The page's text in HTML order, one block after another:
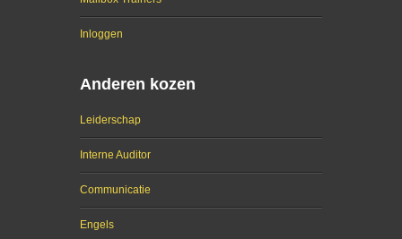
Inloggen
Anderen kozen
Leiderschap
Interne Auditor
Communicatie
Engels